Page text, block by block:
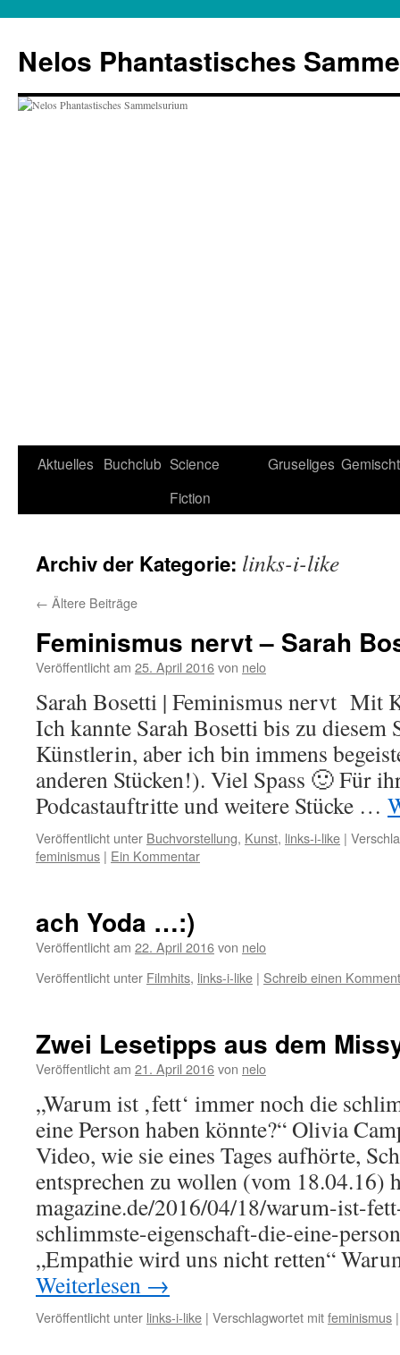
springen
Nelos Phantastisches
Aktuelles Buchclub Science
Fiction
Gruseliges
Archiv der Kategorie: links-i-like
← Ältere Beiträge
Feminismus nervt – Sarah
Veröffentlicht am 25. April 2016von nelo
Sarah Bosetti | Feminismus nervt Mit
Ich kannte Sarah Bosetti bis zu diesem
Künstlerin, aber ich bin immens
anderen Stücken!). Viel Spass 🙂 Für
Podcastauftritte und weitere Stücke …
Veröffentlicht unter Buchvorstellung, Kunst, links-i-like |
feminismus | Ein Kommentar
ach Yoda …:)
Veröffentlicht am 22. April 2016von nelo
Veröffentlicht unter Filmhits, links-i-like | Schreib einen
Zwei Lesetipps aus dem
Veröffentlicht am 21. April 2016von nelo
„Warum ist ‚fett‘ immer noch die
eine Person haben könnte?“ Olivia
Video, wie sie eines Tages aufhörte,
entsprechen zu wollen (vom 18.04.16)
magazine.de/2016/04/18/warum-ist-
schlimmste-eigenschaft-die-eine-
„Empathie wird uns nicht retten“
Weiterlesen →
Veröffentlicht unter links-i-like | Verschlagwortet mitfeminismus |